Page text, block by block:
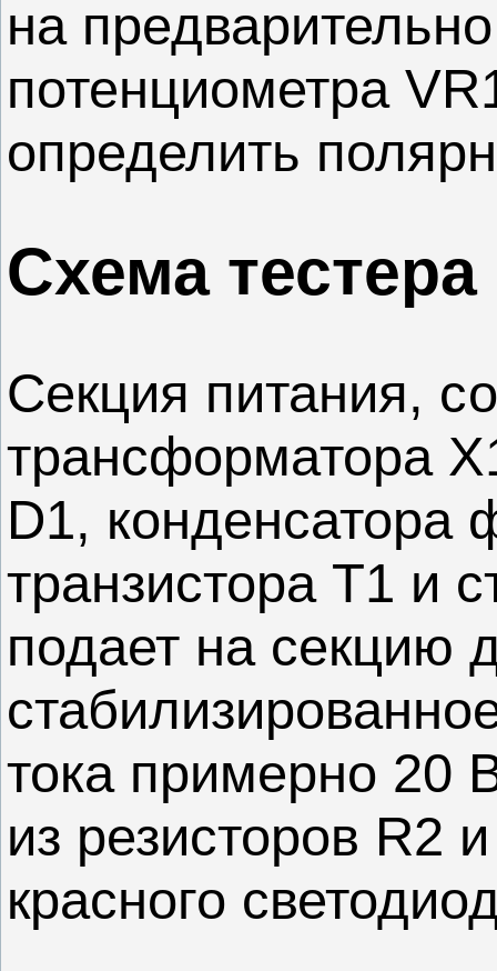
на
потенциометра
определить
Схема
Секция питания,
трансформатора
D1, конденсатора
транзистора T1 и
подает на секцию
тока примерно 20
из резисторов R2
красного